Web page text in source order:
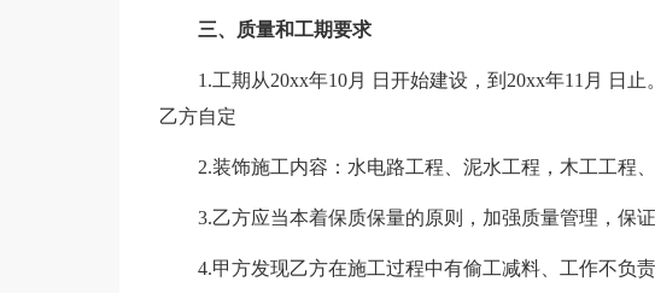
三、质量和工期要求
1.工期从20xx年10月 日开始建设，到20xx年11月 日
乙方自定
2.装饰施工内容：水电路工程、泥水工程，木工工程
3.乙方应当本着保质保量的原则，加强质量管理，保证
4.甲方发现乙方在施工过程中有偷工减料、工作不负